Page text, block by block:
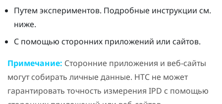
Путем экспериментов. Подробные инструкции см.
ниже.
С помощью сторонних приложений или сайтов.
Примечание: Сторонние приложения и веб-сайты
могут собирать личные данные. HTC не может
гарантировать точность измерения IPD с помощью